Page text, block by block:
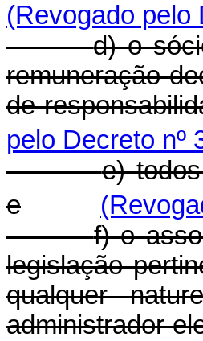
(Revogado pelo
d) o
remuneração
de
pelo Decreto nº
e)
e
f) o
legislação
qualquer
administrador